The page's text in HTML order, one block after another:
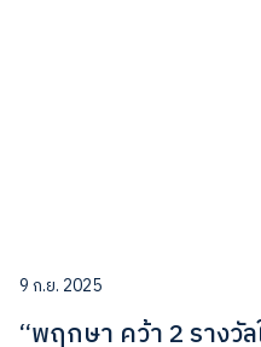
9 ก.ย. 2025
“พฤกษา คว้า 2 รางวั